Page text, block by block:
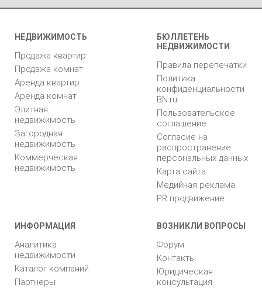
НЕДВИЖИМОСТЬ
Продажа квартир
Продажа комнат
Аренда квартир
Аренда комнат
Элитная
недвижимость
Загородная
недвижимость
Коммерческая
недвижимость
БЮЛЛЕТЕНЬ
НЕДВИЖИМОСТИ
Правила перепечатки
Политика
конфиденциальности
BN.ru
Пользовательское
соглашение
Согласие на
распространение
персональных данных
Карта сайта
Медийная реклама
PR продвижение
ИНФОРМАЦИЯ
Аналитика
недвижимости
Каталог компаний
Партнеры
ВОЗНИКЛИ ВОПРОСЫ
Форум
Контакты
Юридическая
консультация